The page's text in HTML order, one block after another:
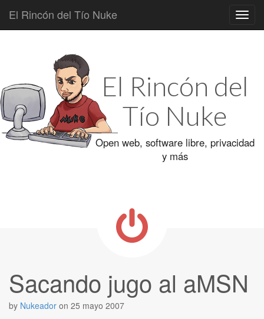
El Rincón del Tío Nuke
El Rincón del
Tío Nuke
Open web, software libre, privacidad
y más
Sacando jugo al aMSN
by Nukeador on 25 mayo 2007